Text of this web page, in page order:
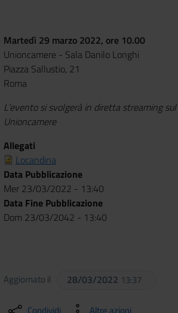
Martedì 29 marzo 2022, ore 10.00
Unioncamere - Sala Danilo Longhi
Piazza Sallustio, 21
Roma
L’evento si svolgerà in diretta streaming sul
Unioncamere
Allegati
Locandina
Data Pubblicazione
Mer 23/03/2022 - 13:40
Data Fine Pubblicazione
Dom 23/03/2042 - 13:40
Aggiornato il 28/03/2022 13:37
Condividi Altre azioni